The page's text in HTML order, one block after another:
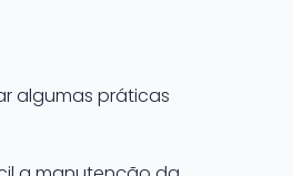
algumas práticas